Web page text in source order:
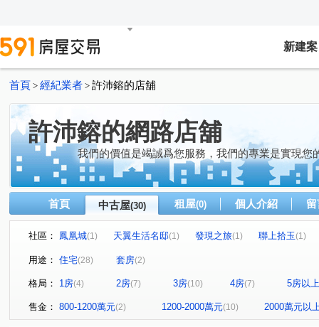
新建案
首頁 > 經紀業者 > 許沛鎔的店舖
許沛鎔的網路店舖
我們的價值是竭誠爲您服務，我們的專業是實現您
首頁 中古屋(30) 租屋(0) 個人介紹
社區： 鳳凰城(1) 天翼生活名邸(1) 發現之旅(1) 聯上拾玉(1)
春池吉品 上河圖
政大水秀 沐極 萬芳蘊(1) 園上園(1)
美麗國幸
湯泉美地(1) 圓通路 民族路(1) 辛亥路六段(1)
永
寶宏路(1) 中興路一段(1) 中正路(1) 寶慶街(1)
文化
用途： 住宅(28) 套房(2)
格局： 1房(4) 2房(7) 3房(10) 4房(7) 5房以上
售金： 800-1200萬元(2) 1200-2000萬元(10) 2000萬元以